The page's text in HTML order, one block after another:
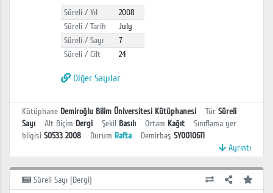
Süreli / Yıl
2008
Süreli / Tarih
July
Süreli / Sayı
7
Süreli / Cilt
24
Diğer Sayılar
Kütüphane Demiroğlu Bilim Üniversitesi Kütüphanesi Tür Süreli
Sayı
Alt Biçim Dergi Şekil Basılı Ortam Kağıt
Sınıflama yer
bilgisi S0533 2008 Durum Rafta Demirbaş SY0010611
Ayrıntı
Süreli Sayı [Dergi]